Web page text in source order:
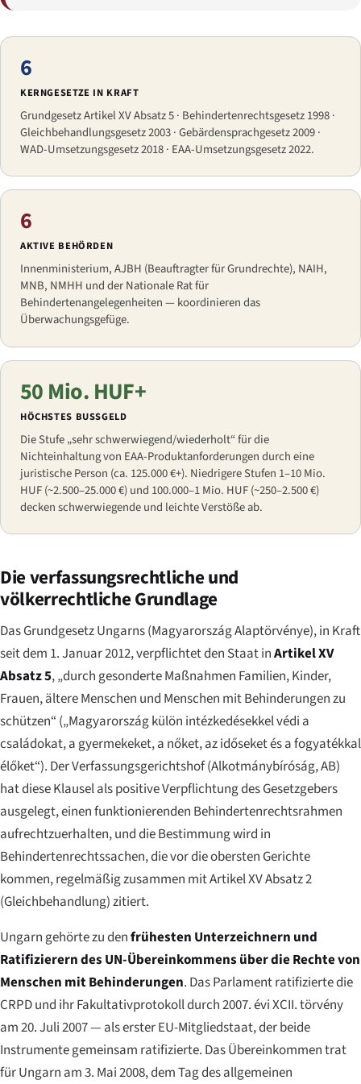
6
KERNGESETZE IN KRAFT
Grundgesetz Artikel XV Absatz 5 · Behindertenrechtsgesetz 1998 ·
Gleichbehandlungsgesetz 2003 · Gebärdensprachgesetz 2009 ·
WAD-Umsetzungsgesetz 2018 · EAA-Umsetzungsgesetz 2022.
6
AKTIVE BEHÖRDEN
Innenministerium, AJBH (Beauftragter für Grundrechte), NAIH,
MNB, NMHH und der Nationale Rat für
Behindertenangelegenheiten — koordinieren das
Überwachungsgefüge.
50 Mio. HUF+
HÖCHSTES BUSSGELD
Die Stufe „sehr schwerwiegend/wiederholt“ für die
Nichteinhaltung von EAA-Produktanforderungen durch eine
juristische Person (ca. 125.000 €+). Niedrigere Stufen 1–10 Mio.
HUF (~2.500–25.000 €) und 100.000–1 Mio. HUF (~250–2.500 €)
decken schwerwiegende und leichte Verstöße ab.
Die verfassungsrechtliche und
völkerrechtliche Grundlage
Das Grundgesetz Ungarns (Magyarország Alaptörvénye), in Kraft
seit dem 1. Januar 2012, verpflichtet den Staat inArtikel XV
Absatz 5, „durch gesonderte Maßnahmen Familien, Kinder,
Frauen, ältere Menschen und Menschen mit Behinderungen zu
schützen“ („Magyarország külön intézkedésekkel védi a
családokat, a gyermekeket, a nőket, az időseket és a fogyatékkal
élőket“). Der Verfassungsgerichtshof (Alkotmánybíróság, AB)
hat diese Klausel als positive Verpflichtung des Gesetzgebers
ausgelegt, einen funktionierenden Behindertenrechtsrahmen
aufrechtzuerhalten, und die Bestimmung wird in
Behindertenrechtssachen, die vor die obersten Gerichte
kommen, regelmäßig zusammen mit Artikel XV Absatz 2
(Gleichbehandlung) zitiert.
Ungarn gehörte zu denfrühesten Unterzeichnern und
Ratifizierern des UN-Übereinkommens über die Rechte von
Menschen mit Behinderungen. Das Parlament ratifizierte die
CRPD und ihr Fakultativprotokoll durch2007. évi XCII. törvény
am 20. Juli 2007 — als erster EU-Mitgliedstaat, der beide
Instrumente gemeinsam ratifizierte. Das Übereinkommen trat
für Ungarn am 3. Mai 2008, dem Tag des allgemeinen